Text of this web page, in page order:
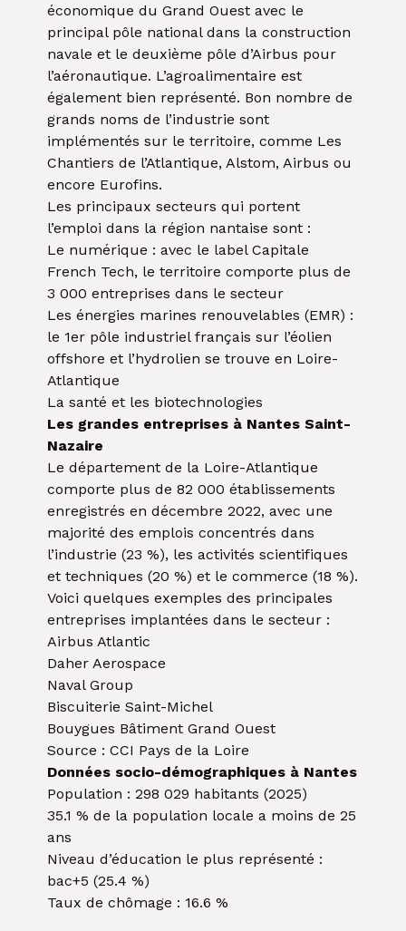
économique du Grand Ouest avec le
principal pôle national dans la construction
navale et le deuxième pôle d’Airbus pour
l’aéronautique. L’agroalimentaire est
également bien représenté. Bon nombre de
grands noms de l’industrie sont
implémentés sur le territoire, comme Les
Chantiers de l’Atlantique, Alstom, Airbus ou
encore Eurofins.
Les principaux secteurs qui portent
l’emploi dans la région nantaise sont :
Le numérique : avec le label Capitale
French Tech, le territoire comporte plus de
3 000 entreprises dans le secteur
Les énergies marines renouvelables (EMR) :
le 1er pôle industriel français sur l’éolien
offshore et l’hydrolien se trouve en Loire-
Atlantique
La santé et les biotechnologies
Les grandes entreprises à Nantes Saint-
Nazaire
Le département de la Loire-Atlantique
comporte plus de 82 000 établissements
enregistrés en décembre 2022, avec une
majorité des emplois concentrés dans
l’industrie (23 %), les activités scientifiques
et techniques (20 %) et le commerce (18 %).
Voici quelques exemples des principales
entreprises implantées dans le secteur :
Airbus Atlantic
Daher Aerospace
Naval Group
Biscuiterie Saint-Michel
Bouygues Bâtiment Grand Ouest
Source : CCI Pays de la Loire
Données socio-démographiques à Nantes
Population : 298 029 habitants (2025)
35.1 % de la population locale a moins de 25
ans
Niveau d’éducation le plus représenté :
bac+5 (25.4 %)
Taux de chômage : 16.6 %